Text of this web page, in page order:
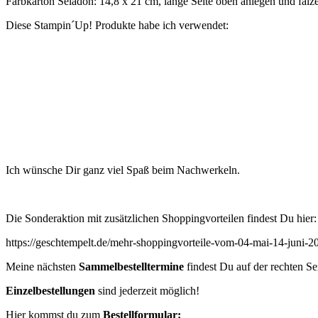
Diese Stampin´Up! Produkte habe ich verwendet:
Ich wünsche Dir ganz viel Spaß beim Nachwerkeln.
Die Sonderaktion mit zusätzlichen Shoppingvorteilen findest Du hier:
https://geschtempelt.de/mehr-shoppingvorteile-vom-04-mai-14-juni-
Meine nächsten Sammelbestelltermine findest Du auf der rechten
Einzelbestellungen sind jederzeit möglich!
Hier kommst du zum Bestellformular: